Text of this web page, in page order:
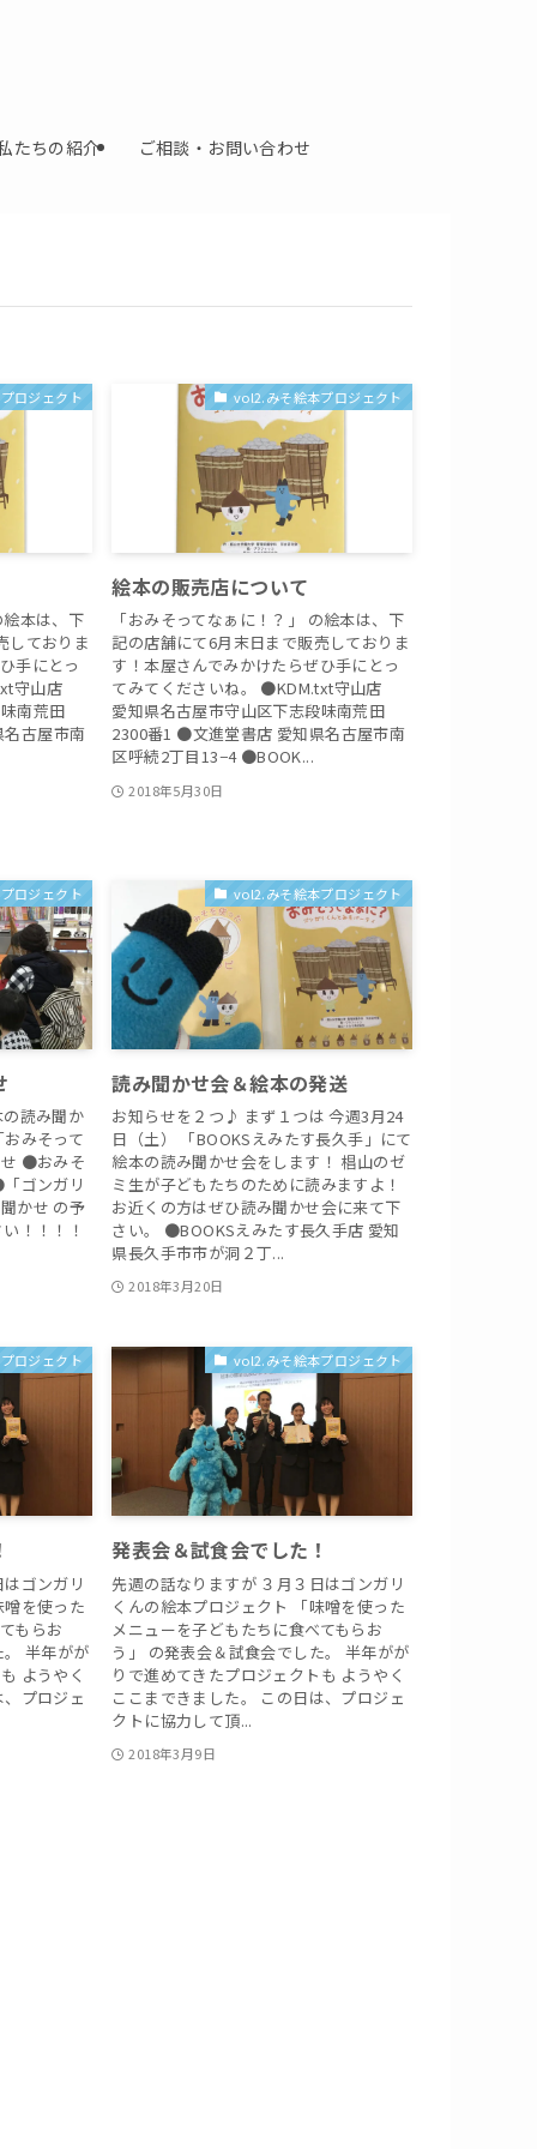
たちの紹介 ご相談・お問い合わせ
ロジェクト
本は、下
しておりま
手にとっ
守山店
南荒田
古屋市南
vol2.みそ絵本プロジェクト
絵本の販売店について
「おみそってなぁに！？」 の絵本は、下
記の店舗にて6月末日まで販売しておりま
す！本屋さんでみかけたらぜひ手にとっ
てみてくださいね。 ●KDM.txt守山店
愛知県名古屋市守山区下志段味南荒田
2300番1 ●文進堂書店 愛知県名古屋市南
区呼続2丁目13−4 ●BOOK...
2018年5月30日
ロジェクト
読み聞か
みそって
●おみそ
ゴンガリ
かせ の予
！！！！
vol2.みそ絵本プロジェクト
読み聞かせ会＆絵本の発送
お知らせを２つ♪ まず１つは 今週3月24
日（土） 「BOOKSえみたす長久手」にて
絵本の読み聞かせ会をします！ 椙山のゼ
ミ生が子どもたちのために読みますよ！
お近くの方はぜひ読み聞かせ会に来て下
さい。 ●BOOKSえみたす長久手店 愛知
県長久手市市が洞２丁...
2018年3月20日
ロジェクト
ゴンガリ
を使った
もらお
半年がが
ようやく
プロジェ
vol2.みそ絵本プロジェクト
発表会＆試食会でした！
先週の話なりますが ３月３日はゴンガリ
くんの絵本プロジェクト 「味噌を使った
メニューを子どもたちに食べてもらお
う」 の発表会＆試食会でした。 半年がが
りで進めてきたプロジェクトも ようやく
ここまできました。 この日は、プロジェ
クトに協力して頂...
2018年3月9日